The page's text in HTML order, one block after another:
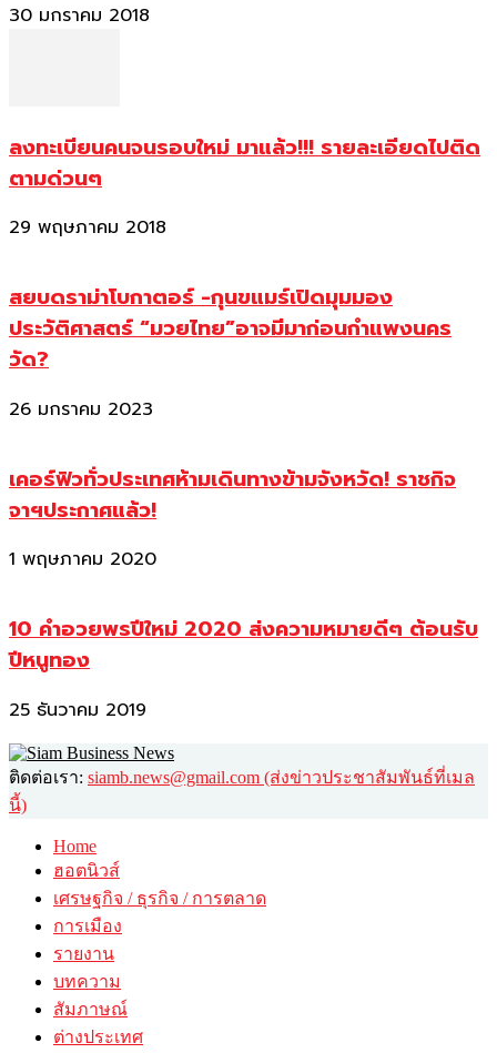
30 มกราคม 2018
ลงทะเบียนคนจนรอบใหม่ มาแล้ว!!! รายละเอียดไปติด
ตามด่วนๆ
29 พฤษภาคม 2018
สยบดราม่าโบกาตอร์ -กุนขแมร์เปิดมุมมอง
ประวัติศาสตร์ “มวยไทย”อาจมีมาก่อนกำแพงนคร
วัด?
26 มกราคม 2023
เคอร์ฟิวทั่วประเทศห้ามเดินทางข้ามจังหวัด! ราชกิจ
จาฯประกาศแล้ว!
1 พฤษภาคม 2020
10 คำอวยพรปีใหม่ 2020 ส่งความหมายดีๆ ต้อนรับ
ปีหนูทอง
25 ธันวาคม 2019
ติดต่อเรา: siamb.news@gmail.com (ส่งข่าวประชาสัมพันธ์ที่เมล
นี้)
Home
ฮอตนิวส์
เศรษฐกิจ / ธุรกิจ / การตลาด
การเมือง
รายงาน
บทความ
สัมภาษณ์
ต่างประเทศ